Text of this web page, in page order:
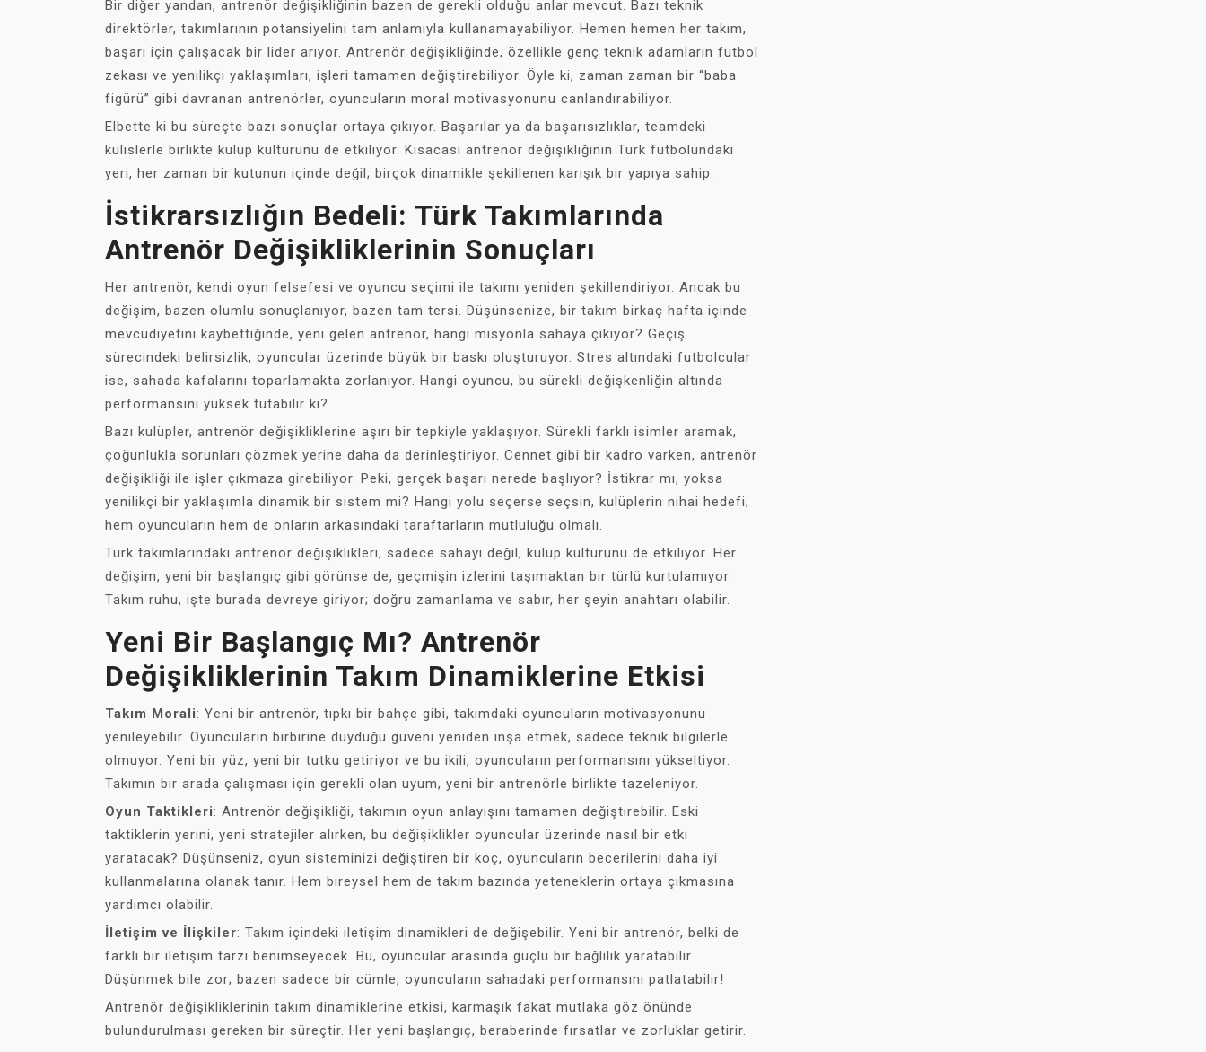
Bir diğer yandan, antrenör değişikliğinin bazen de gerekli olduğu anlar mevcut. Bazı teknik
direktörler, takımlarının potansiyelini tam anlamıyla kullanamayabiliyor. Hemen hemen her takım,
başarı için çalışacak bir lider arıyor. Antrenör değişikliğinde, özellikle genç teknik adamların futbol
zekası ve yenilikçi yaklaşımları, işleri tamamen değiştirebiliyor. Öyle ki, zaman zaman bir “baba
figürü” gibi davranan antrenörler, oyuncuların moral motivasyonunu canlandırabiliyor.
Elbette ki bu süreçte bazı sonuçlar ortaya çıkıyor. Başarılar ya da başarısızlıklar, teamdeki
kulislerle birlikte kulüp kültürünü de etkiliyor. Kısacası antrenör değişikliğinin Türk futbolundaki
yeri, her zaman bir kutunun içinde değil; birçok dinamikle şekillenen karışık bir yapıya sahip.
İstikrarsızlığın Bedeli: Türk Takımlarında
Antrenör Değişikliklerinin Sonuçları
Her antrenör, kendi oyun felsefesi ve oyuncu seçimi ile takımı yeniden şekillendiriyor. Ancak bu
değişim, bazen olumlu sonuçlanıyor, bazen tam tersi. Düşünsenize, bir takım birkaç hafta içinde
mevcudiyetini kaybettiğinde, yeni gelen antrenör, hangi misyonla sahaya çıkıyor? Geçiş
sürecindeki belirsizlik, oyuncular üzerinde büyük bir baskı oluşturuyor. Stres altındaki futbolcular
ise, sahada kafalarını toparlamakta zorlanıyor. Hangi oyuncu, bu sürekli değişkenliğin altında
performansını yüksek tutabilir ki?
Bazı kulüpler, antrenör değişikliklerine aşırı bir tepkiyle yaklaşıyor. Sürekli farklı isimler aramak,
çoğunlukla sorunları çözmek yerine daha da derinleştiriyor. Cennet gibi bir kadro varken, antrenör
değişikliği ile işler çıkmaza girebiliyor. Peki, gerçek başarı nerede başlıyor? İstikrar mı, yoksa
yenilikçi bir yaklaşımla dinamik bir sistem mi? Hangi yolu seçerse seçsin, kulüplerin nihai hedefi;
hem oyuncuların hem de onların arkasındaki taraftarların mutluluğu olmalı.
Türk takımlarındaki antrenör değişiklikleri, sadece sahayı değil, kulüp kültürünü de etkiliyor. Her
değişim, yeni bir başlangıç gibi görünse de, geçmişin izlerini taşımaktan bir türlü kurtulamıyor.
Takım ruhu, işte burada devreye giriyor; doğru zamanlama ve sabır, her şeyin anahtarı olabilir.
Yeni Bir Başlangıç Mı? Antrenör
Değişikliklerinin Takım Dinamiklerine Etkisi
Takım Morali: Yeni bir antrenör, tıpkı bir bahçe gibi, takımdaki oyuncuların motivasyonunu
yenileyebilir. Oyuncuların birbirine duyduğu güveni yeniden inşa etmek, sadece teknik bilgilerle
olmuyor. Yeni bir yüz, yeni bir tutku getiriyor ve bu ikili, oyuncuların performansını yükseltiyor.
Takımın bir arada çalışması için gerekli olan uyum, yeni bir antrenörle birlikte tazeleniyor.
Oyun Taktikleri: Antrenör değişikliği, takımın oyun anlayışını tamamen değiştirebilir. Eski
taktiklerin yerini, yeni stratejiler alırken, bu değişiklikler oyuncular üzerinde nasıl bir etki
yaratacak? Düşünseniz, oyun sisteminizi değiştiren bir koç, oyuncuların becerilerini daha iyi
kullanmalarına olanak tanır. Hem bireysel hem de takım bazında yeteneklerin ortaya çıkmasına
yardımcı olabilir.
İletişim ve İlişkiler: Takım içindeki iletişim dinamikleri de değişebilir. Yeni bir antrenör, belki de
farklı bir iletişim tarzı benimseyecek. Bu, oyuncular arasında güçlü bir bağlılık yaratabilir.
Düşünmek bile zor; bazen sadece bir cümle, oyuncuların sahadaki performansını patlatabilir!
Antrenör değişikliklerinin takım dinamiklerine etkisi, karmaşık fakat mutlaka göz önünde
bulundurulması gereken bir süreçtir. Her yeni başlangıç, beraberinde fırsatlar ve zorluklar getirir.